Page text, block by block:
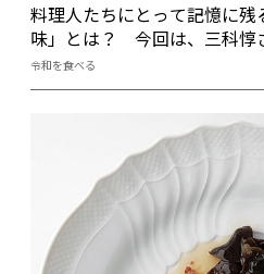
料理人たちにとって記憶に
味」とは？ 今回は、三科惇
チカラさん、フィリップ・ミ
伺った。
令和を食べる